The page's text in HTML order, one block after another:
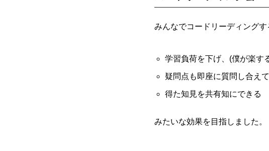
みんなでコードリーディングす
学習負荷を下げ、(僕が楽す
疑問点も即座に質問し合え
得た知見を共有知にできる
みたいな効果を目指しました。